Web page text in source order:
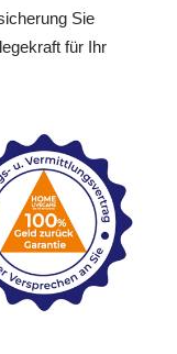
Sie
für Ihr